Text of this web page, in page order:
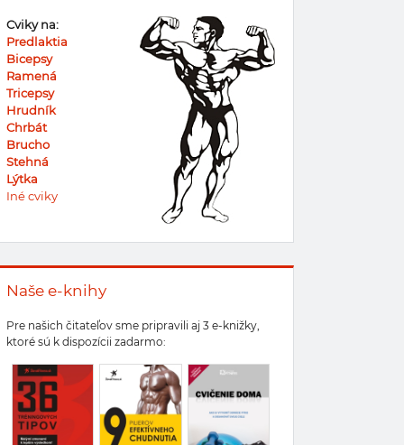
Cviky na:
Predlaktia
Bicepsy
Ramená
Tricepsy
Hrudník
Chrbát
Brucho
Stehná
Lýtka
Iné cviky
Naše e-knihy
Pre našich čitateľov sme pripravili aj 3 e-knižky,
ktoré sú k dispozícii zadarmo: